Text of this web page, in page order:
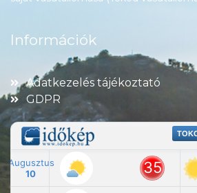
Információk
Adatkezelés tájékoztató
GDPR